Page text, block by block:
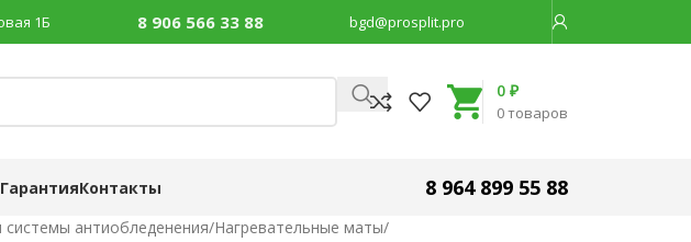
1Б 8 906 566 33 88 bgd@prosplit.pro
0товаров
0 ₽
ГарантияКонтакты 8 964 899 55 88
антиобледенения/Нагревательные маты/